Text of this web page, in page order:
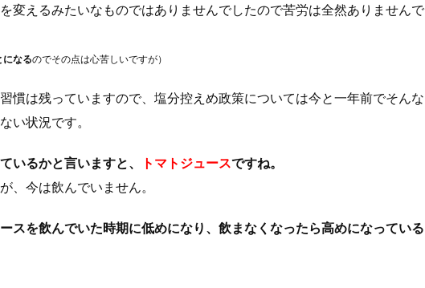
変えるみたいなものではありませんでしたので苦労は全然ありませんで
になるのでその点は心苦しいですが）
慣は残っていますので、塩分控えめ政策については今と一年前でそんな
い状況です。
いるかと言いますと、 トマトジュースですね。
、今は飲んでいません。
ースを飲んでいた時期に低めになり、飲まなくなったら高めになっている